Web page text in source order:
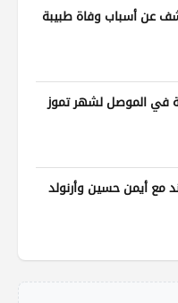
عن أسباب وفاة طبيبة
في الموصل لشهر تموز
مع أيمن حسين وأرنولد